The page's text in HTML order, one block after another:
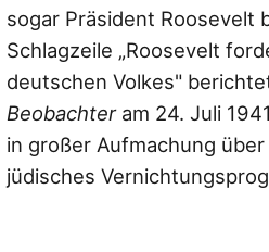
sogar Präsident Roosevelt
Schlagzeile „Roosevelt
deutschen Volkes"
Beobachteram 24. Juli
in großer Aufmachung
jüdisches